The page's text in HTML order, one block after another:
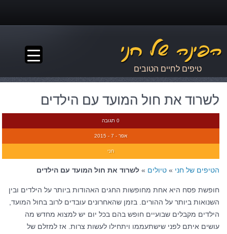
טיפים לחיים הטובים
לשרוד את חול המועד עם הילדים
0 תגובה
אפר - 7 - 2015
חני
הטיפים של חני » טיולים » לשרוד את חול המועד עם הילדים
חופשת פסח היא אחת מחופשות החגים האהודות ביותר על הילדים ובין
השנואות ביותר על ההורים. בזמן שהאחרונים עובדים לרוב בחול המועד,
הילדים מקבלים שבועיים חופש בהם בכל יום יש למצוא מחדש מה
עושים איתם לפני שישתעממו ויתחילו לעשות צרות. אז למזלם של